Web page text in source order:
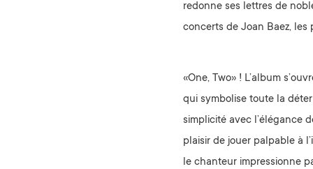
redonne ses lettres de
concerts de Joan Baez, les
«One, Two» ! L’album
qui symbolise toute la
simplicité avec l’élégance
plaisir de jouer palpable à
le chanteur impressionne